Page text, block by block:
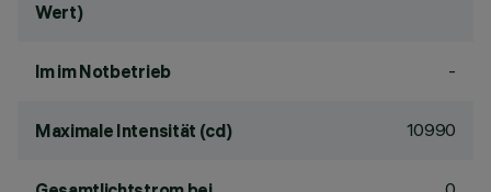
Wert)
lm im Notbetrieb -
Maximale Intensität (cd) 10990